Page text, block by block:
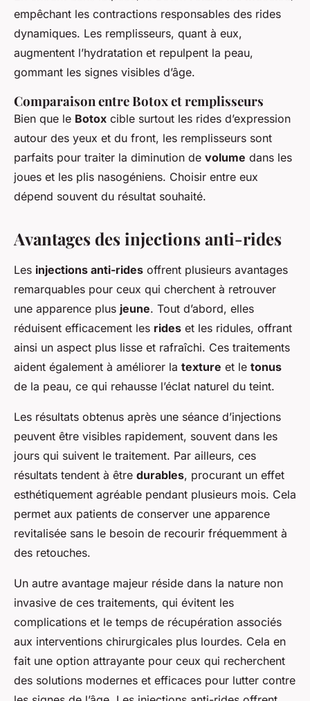
empêchant les contractions responsables des rides
dynamiques. Les remplisseurs, quant à eux,
augmentent l’hydratation et repulpent la peau,
gommant les signes visibles d’âge.
Comparaison entre Botox et remplisseurs
Bien que le Botox cible surtout les rides d’expression
autour des yeux et du front, les remplisseurs sont
parfaits pour traiter la diminution de volume dans les
joues et les plis nasogéniens. Choisir entre eux
dépend souvent du résultat souhaité.
Avantages des injections anti-rides
Les injections anti-rides offrent plusieurs avantages
remarquables pour ceux qui cherchent à retrouver
une apparence plus jeune. Tout d’abord, elles
réduisent efficacement les rides et les ridules, offrant
ainsi un aspect plus lisse et rafraîchi. Ces traitements
aident également à améliorer la texture et le tonus
de la peau, ce qui rehausse l’éclat naturel du teint.
Les résultats obtenus après une séance d’injections
peuvent être visibles rapidement, souvent dans les
jours qui suivent le traitement. Par ailleurs, ces
résultats tendent à être durables, procurant un effet
esthétiquement agréable pendant plusieurs mois. Cela
permet aux patients de conserver une apparence
revitalisée sans le besoin de recourir fréquemment à
des retouches.
Un autre avantage majeur réside dans la nature non
invasive de ces traitements, qui évitent les
complications et le temps de récupération associés
aux interventions chirurgicales plus lourdes. Cela en
fait une option attrayante pour ceux qui recherchent
des solutions modernes et efficaces pour lutter contre